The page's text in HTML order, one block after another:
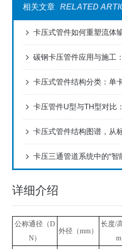
相关文章 RELATED
卡压式管件如何重塑流体
卡压式管件结构分类：单
卡压管件U型与TH型对比
卡压三通管道系统中的“智
详细介绍
公称通径（D
N）
外径（mm）
长度/
m